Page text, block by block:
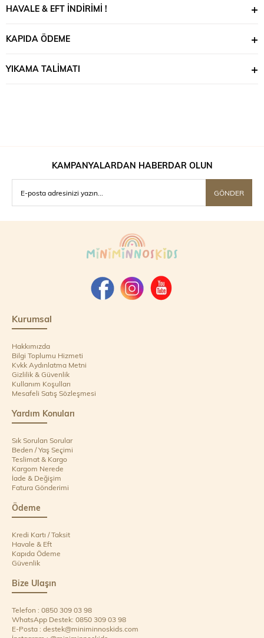
HAVALE & EFT İNDIRIMI !
KAPIDA ÖDEME
YIKAMA TALIMATI
KAMPANYALARDAN HABERDAR OLUN
GÖNDER
Kurumsal
Hakkımızda
Bilgi Toplumu Hizmeti
Kvkk Aydınlatma Metni
Gizlilik & Güvenlik
Kullanım Koşulları
Mesafeli Satış Sözleşmesi
Yardım Konuları
Sık Sorulan Sorular
Beden / Yaş Seçimi
Teslimat & Kargo
Kargom Nerede
İade & Değişim
Fatura Gönderimi
Ödeme
Kredi Kartı / Taksit
Havale & Eft
Kapıda Ödeme
Güvenlik
Bize Ulaşın
Telefon : 0850 309 03 98
WhatsApp Destek: 0850 309 03 98
E-Posta : destek@miniminnoskids.com